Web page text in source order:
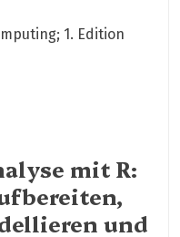
mit R:
und